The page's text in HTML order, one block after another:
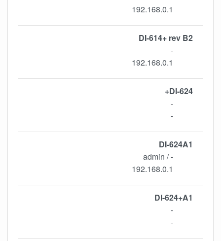
192.168.0.1
DI-614+ rev B2
-
192.168.0.1
DI-624+
-
-
DI-624A1
- / admin
192.168.0.1
DI-624+A1
-
-